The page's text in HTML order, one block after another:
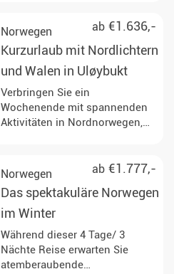
Chancen auf die Nordlichter.
ab €1.636,-
Norwegen
Kurzurlaub mit Nordlichtern
und Walen in Uløybukt
Verbringen Sie ein
Wochenende mit spannenden
Aktivitäten in Nordnorwegen,
ab €1.777,-
Norwegen
Das spektakuläre Norwegen
im Winter
Während dieser 4 Tage/ 3
Nächte Reise erwarten Sie
atemberaubende